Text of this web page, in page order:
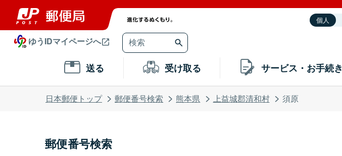
個人
ゆうIDマイページへ
送る 受け取る サービス・お手続き
日本郵便トップ 郵便番号検索 熊本県 上益城郡清和村 須原
郵便番号検索